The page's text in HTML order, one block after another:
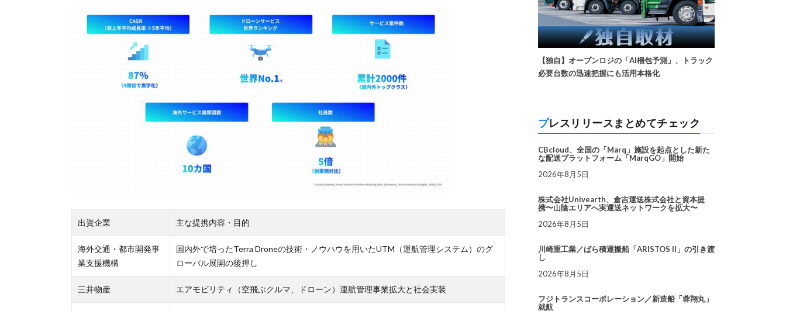
出資企業 主な提携内容・目的
海外交通・都市開発事
業支援機構
国内外で培ったTerra Droneの技術・ノウハウを用いたUTM（運航管理システム）のグ
ローバル展開の後押し
三井物産 エアモビリティ（空飛ぶクルマ、ドローン）運航管理事業拡大と社会実装
【独自】オープンロジの「AI梱包予測」、トラック
必要台数の迅速把握にも活用本格化
プレスリリースまとめてチェック
CBcloud、全国の「Marq」施設を起点とした新た
な配送プラットフォーム「MarqGO」開始
2026年8月5日
株式会社Univearth、倉吉運送株式会社と資本提
携〜山陰エリアへ実運送ネットワークを拡大〜
2026年8月5日
川崎重工業／ばら積運搬船「ARISTOS II」の引き渡
し
2026年8月5日
フジトランスコーポレーション／新造船「蓉翔丸」
就航